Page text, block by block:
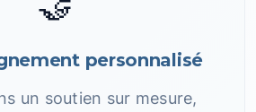
personnalisé
un soutien sur mesure,